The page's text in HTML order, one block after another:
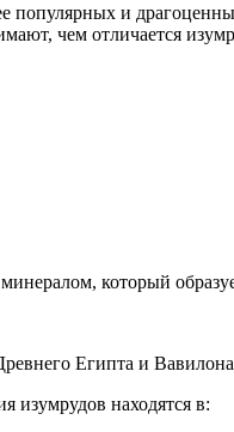
популярных и
чем отличается
который
Египта и
изумрудов находятся в: